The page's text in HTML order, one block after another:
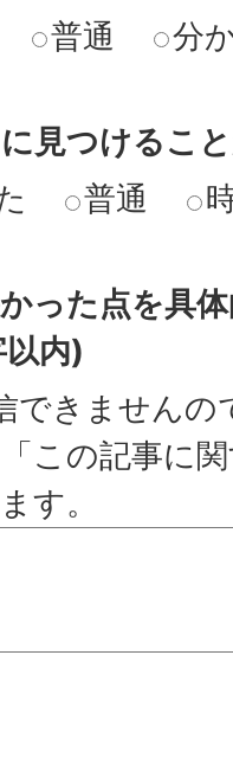
普通 分
見つけるこ
普通
った点を具
内)
できませんの
この記事に
す。